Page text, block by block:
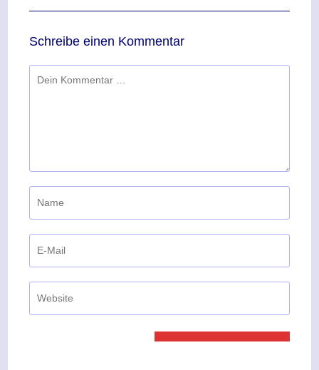
Schreibe einen Kommentar